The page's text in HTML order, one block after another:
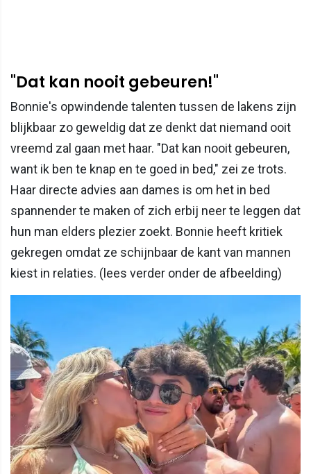
"Dat kan nooit gebeuren!"
Bonnie's opwindende talenten tussen de lakens zijn
blijkbaar zo geweldig dat ze denkt dat niemand ooit
vreemd zal gaan met haar. "Dat kan nooit gebeuren,
want ik ben te knap en te goed in bed," zei ze trots.
Haar directe advies aan dames is om het in bed
spannender te maken of zich erbij neer te leggen dat
hun man elders plezier zoekt. Bonnie heeft kritiek
gekregen omdat ze schijnbaar de kant van mannen
kiest in relaties. (lees verder onder de afbeelding)